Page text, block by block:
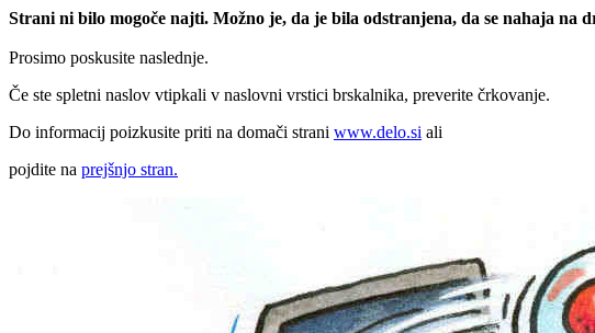
Strani ni bilo mogoče najti. Možno je, da je bila odstranjena, da se nahaja na
Prosimo poskusite naslednje.
Če ste spletni naslov vtipkali v naslovni vrstici brskalnika, preverite črkovanje.
Do informacij poizkusite priti na domači strani www.delo.si ali
pojdite na prejšnjo stran.